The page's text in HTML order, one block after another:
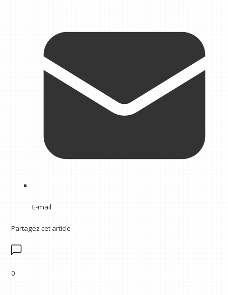
E-mail
Partagez cet article
0